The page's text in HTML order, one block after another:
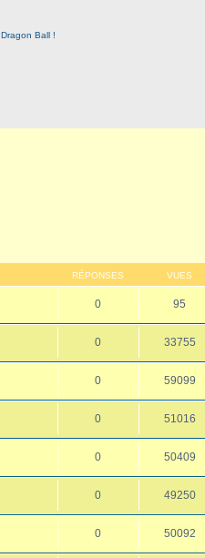
RÉPONSES VUES
0 95
0 33755
0 59099
0 51016
0 50409
0 49250
0 50092